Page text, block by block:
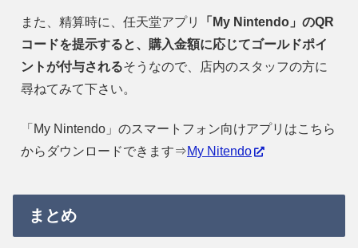
また、精算時に、任天堂アプリ
「My Nintendo」のQR
コードを提示すると、購入金額に応じてゴールドポイ
ントが付与されるそうなので、店内のスタッフの方に
尋ねてみて下さい。
「My Nintendo」のスマートフォン向けアプリはこちら
からダウンロードできます⇒My Nitendo
まとめ